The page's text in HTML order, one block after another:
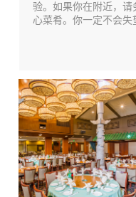
验。如果你在附近，
心菜肴。你一定不会失